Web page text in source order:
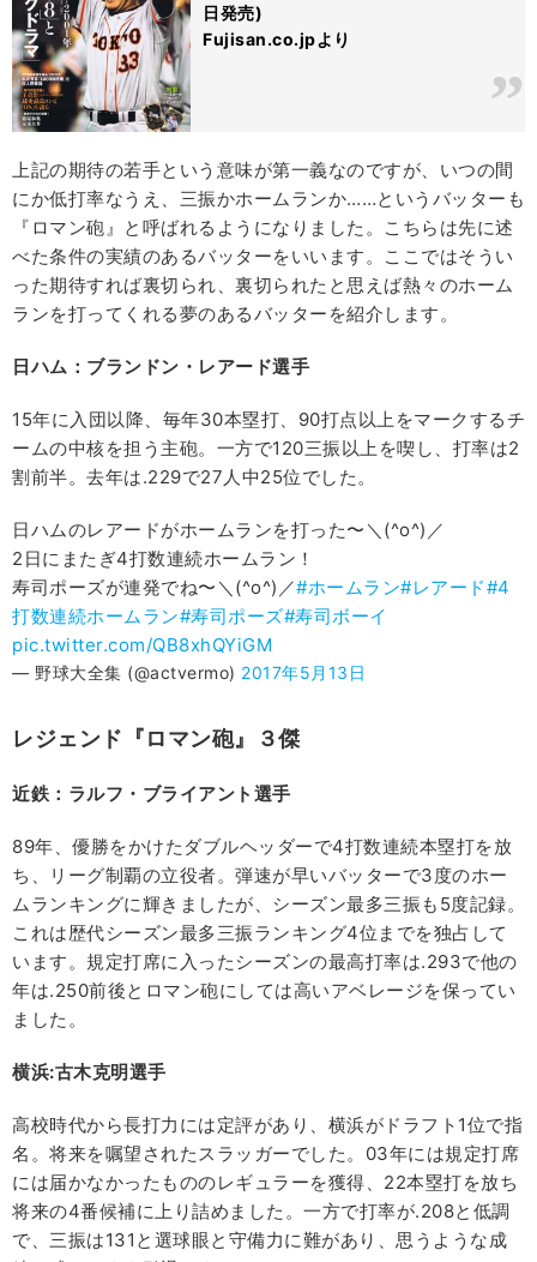
日発売)
Fujisan.co.jpより
上記の期待の若手という意味が第一義なのですが、いつの間
にか低打率なうえ、三振かホームランか……というバッターも
『ロマン砲』と呼ばれるようになりました。こちらは先に述
べた条件の実績のあるバッターをいいます。ここではそうい
った期待すれば裏切られ、裏切られたと思えば熱々のホーム
ランを打ってくれる夢のあるバッターを紹介します。
日ハム：ブランドン・レアード選手
15年に入団以降、毎年30本塁打、90打点以上をマークするチ
ームの中核を担う主砲。一方で120三振以上を喫し、打率は2
割前半。去年は.229で27人中25位でした。
日ハムのレアードがホームランを打った〜＼(^o^)／
2日にまたぎ4打数連続ホームラン！
寿司ポーズが連発でね〜＼(^o^)／#ホームラン#レアード#4
打数連続ホームラン#寿司ポーズ#寿司ボーイ
pic.twitter.com/QB8xhQYiGM
— 野球大全集 (@actvermo) 2017年5月13日
レジェンド『ロマン砲』３傑
近鉄：ラルフ・ブライアント選手
89年、優勝をかけたダブルヘッダーで4打数連続本塁打を放
ち、リーグ制覇の立役者。弾速が早いバッターで3度のホー
ムランキングに輝きましたが、シーズン最多三振も5度記録。
これは歴代シーズン最多三振ランキング4位までを独占して
います。規定打席に入ったシーズンの最高打率は.293で他の
年は.250前後とロマン砲にしては高いアベレージを保ってい
ました。
横浜:古木克明選手
高校時代から長打力には定評があり、横浜がドラフト1位で指
名。将来を嘱望されたスラッガーでした。03年には規定打席
には届かなかったもののレギュラーを獲得、22本塁打を放ち
将来の4番候補に上り詰めました。一方で打率が.208と低調
で、三振は131と選球眼と守備力に難があり、思うような成